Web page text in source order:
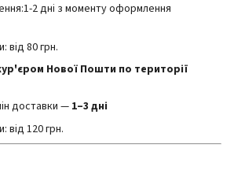
2 дні з моменту оформлення
від 80 грн.
Нової Пошти по території
доставки — 1–3 дні
від 120 грн.